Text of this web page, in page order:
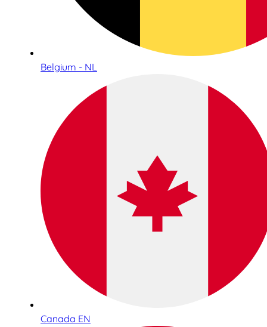
Belgium - NL
Canada EN